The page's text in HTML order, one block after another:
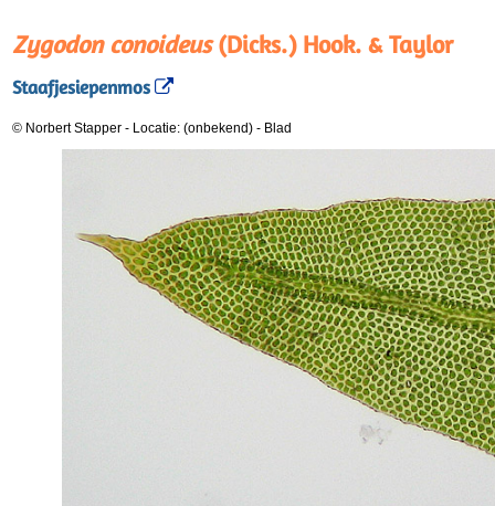
Zygodon conoideus(Dicks.) Hook. & Taylor
Staafjesiepenmos
© Norbert Stapper - Locatie: (onbekend) - Blad